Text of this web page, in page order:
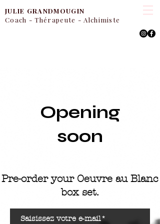
JULIE GRANDMOUGIN
Coach - Thérapeute - Alchimiste
Opening
soon
Pre-order your Oeuvre au Blanc
box set.